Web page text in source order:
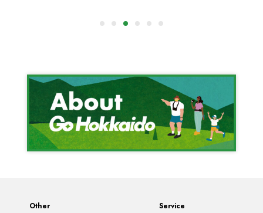
Service
Other